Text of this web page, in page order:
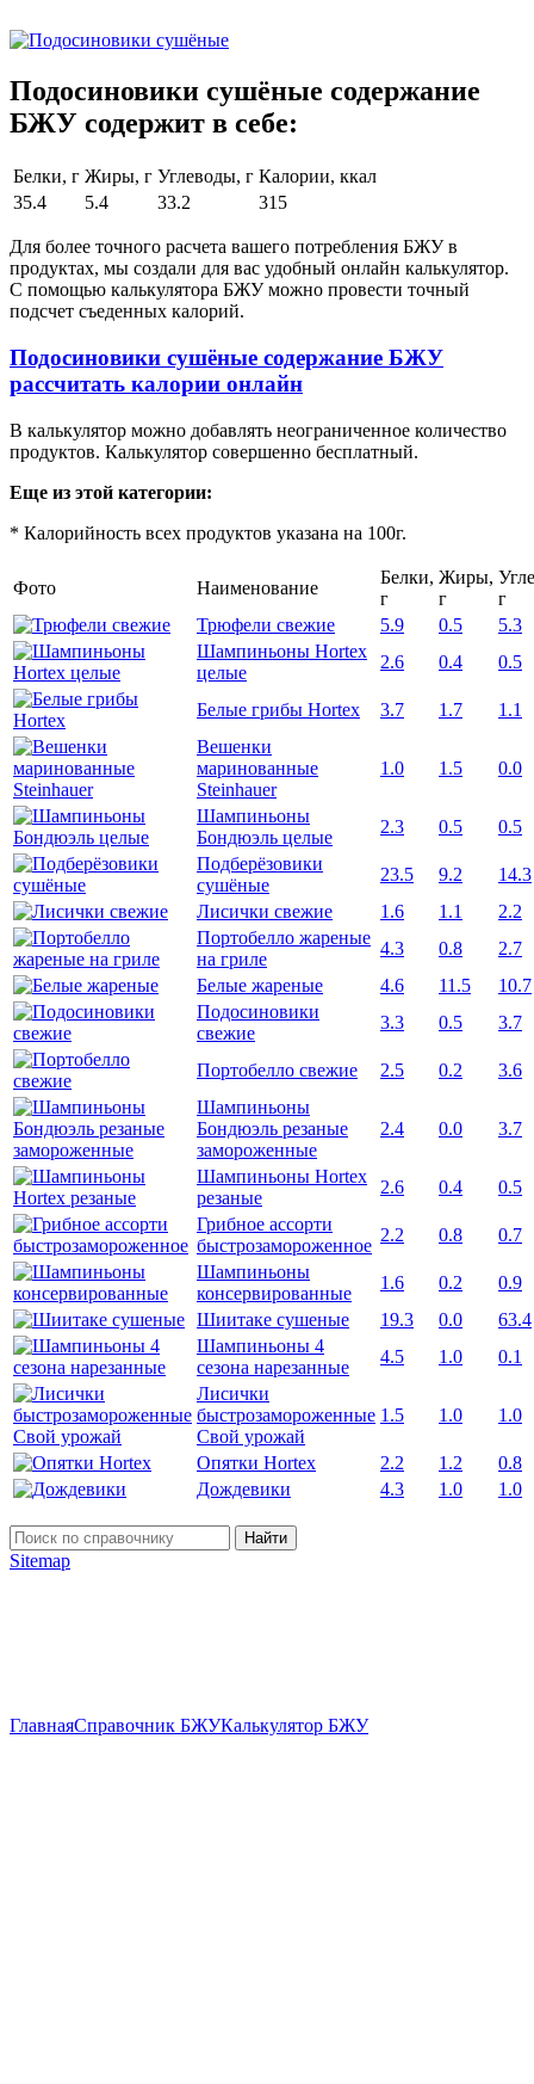
Подосиновики сушёные содержание
БЖУ содержит в себе:
Белки, г Жиры, г Углеводы, г Калории, ккал
35.4
5.4 33.2 315
Для более точного расчета вашего потребления БЖУ в
продуктах, мы создали для вас удобный онлайн калькулятор.
С помощью калькулятора БЖУ можно провести точный
подсчет съеденных калорий.
Подосиновики сушёные содержание БЖУ
рассчитать калории онлайн
В калькулятор можно добавлять неограниченное количество
продуктов. Калькулятор совершенно бесплатный.
Еще из этой категории:
* Калорийность всех продуктов указана на 100г.
Фото Наименование
Белки,
г
Жиры,
г
г
Трюфели свежие
5.9 0.5
5.3
Шампиньоны Hortex
целые
2.6 0.4 0.5
Белые грибы Hortex 3.7 1.7
1.1
Вешенки
маринованные
Steinhauer
1.0 1.5 0.0
Шампиньоны
Бондюэль целые
2.3 0.5
0.5
Подберёзовики
сушёные
23.5 9.2
14.3
Лисички свежие
1.6 1.1
2.2
Портобелло жареные
на гриле
4.3 0.8
2.7
Белые жареные
4.6 11.5
10.7
Подосиновики
свежие
3.3 0.5 3.7
Портобелло свежие 2.5 0.2
3.6
Шампиньоны
Бондюэль резаные
замороженные
2.4 0.0 3.7
Шампиньоны Hortex
резаные
2.6 0.4
0.5
Грибное ассорти
быстрозамороженное
2.2 0.8
0.7
Шампиньоны
консервированные
1.6 0.2
0.9
Шиитаке сушеные
19.3 0.0
63.4
Шампиньоны 4
сезона нарезанные
4.5 1.0
0.1
Лисички
быстрозамороженные
Свой урожай
1.5 1.0 1.0
Опятки Hortex 2.2 1.2
0.8
Дождевики
4.3 1.0 1.0
Найти
Sitemap
ГлавнаяСправочник БЖУКалькулятор БЖУ